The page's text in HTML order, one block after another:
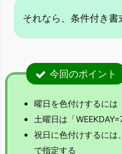
それなら、条件付き書
今回のポイント
曜日を色付けするには
土曜日は「
祝日に色付けするには
で指定する